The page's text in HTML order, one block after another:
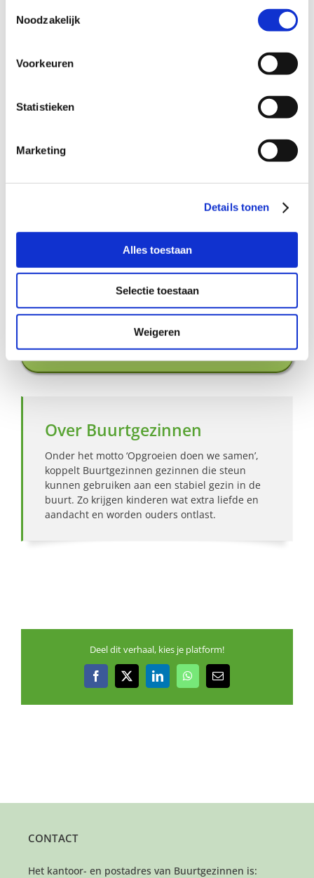
Noodzakelijk
Voorkeuren
Statistieken
Marketing
Details tonen
Alles toestaan
Selectie toestaan
Weigeren
Dat geduld heeft en om de week graag
kan beteken in vakanties.
Dan kun je contact opnemen met Iris Meijerink,
iris@buurtgezinnen.nlof bel: 06-48154190.
Aanmelden als steungezin
Hoe werkt Buurtgezinnen?
Over Buurtgezinnen
Onder het motto ‘Opgroeien doen we samen’,
koppelt Buurtgezinnen gezinnen die steun
kunnen gebruiken aan een stabiel gezin in de
buurt. Zo krijgen kinderen wat extra liefde en
aandacht en worden ouders ontlast.
Deel dit verhaal, kies je platform!
Facebook
X LinkedInWhatsApp
E-
CONTACT
Het kantoor- en postadres van Buurtgezinnen is: